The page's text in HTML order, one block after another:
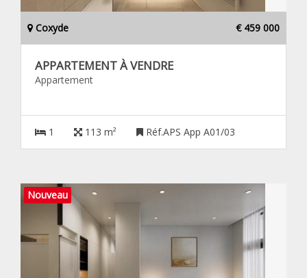
Coxyde € 459 000
APPARTEMENT À VENDRE
Appartement
1 113 m² Réf.APS App A01/03
Nouveau